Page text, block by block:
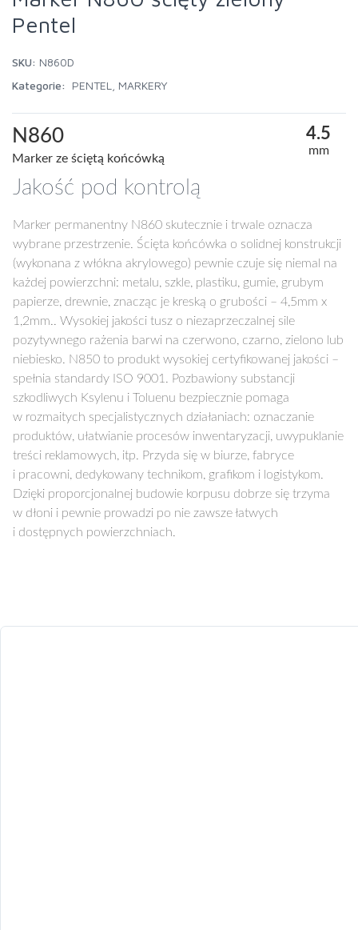
Pentel
SKU: N860D
Kategorie:
PENTEL MARKERY
N860
Marker ze ściętą końcówką
4.5
mm
Jakość pod kontrolą
Marker permanentny N860 skutecznie i trwale oznacza
wybrane przestrzenie. Ścięta końcówka o solidnej konstrukcji
(wykonana z włókna akrylowego) pewnie czuje się niemal na
każdej powierzchni: metalu, szkle, plastiku, gumie, grubym
papierze, drewnie, znacząc je kreską o grubości – 4,5mm x
1,2mm.. Wysokiej jakości tusz o niezaprzeczalnej sile
pozytywnego rażenia barwi na czerwono, czarno, zielono lub
niebiesko. N850 to produkt wysokiej certyfikowanej jakości –
spełnia standardy ISO 9001. Pozbawiony substancji
szkodliwych Ksylenu i Toluenu bezpiecznie pomaga
w rozmaitych specjalistycznych działaniach: oznaczanie
produktów, ułatwianie procesów inwentaryzacji, uwypuklanie
treści reklamowych, itp. Przyda się w biurze, fabryce
i pracowni, dedykowany technikom, grafikom i logistykom.
Dzięki proporcjonalnej budowie korpusu dobrze się trzyma
w dłoni i pewnie prowadzi po nie zawsze łatwych
i dostępnych powierzchniach.